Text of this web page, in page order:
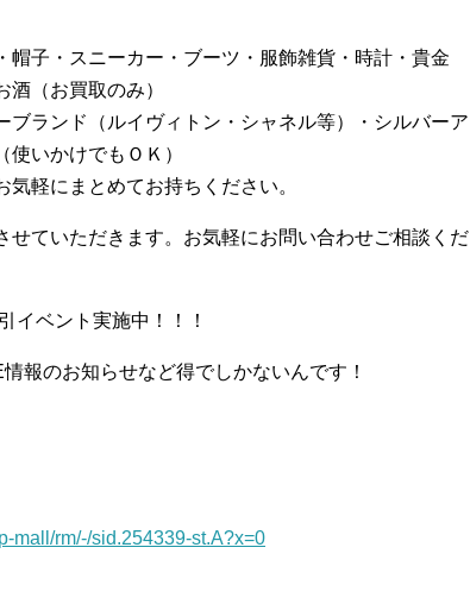
帽子・スニーカー・ブーツ・服飾雑貨・時計・貴金
（お買取のみ）
ランド（ルイヴィトン・シャネル等）・シルバーア
いかけでもＯＫ）
軽にまとめてお持ちください。
せていただきます。お気軽にお問い合わせご相談くだ
イベント実施中！！！
報のお知らせなど得でしかないんです！